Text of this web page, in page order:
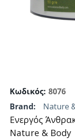
Ενεργός
Nature & Body
Brand: Nature
Κωδικός: 8076